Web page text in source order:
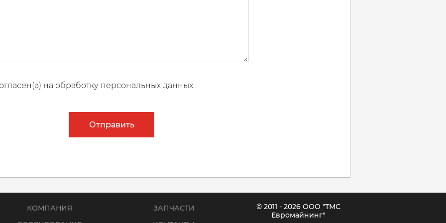
на обработку персональных данных.
Отправить
КОМПАНИЯ
ЗАПЧАСТИ
© 2011 - 2026 ООО "ТМС
Евромайнинг"